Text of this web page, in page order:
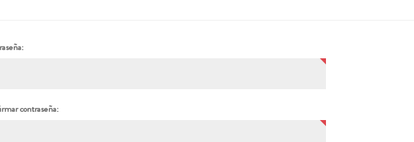
contraseña: